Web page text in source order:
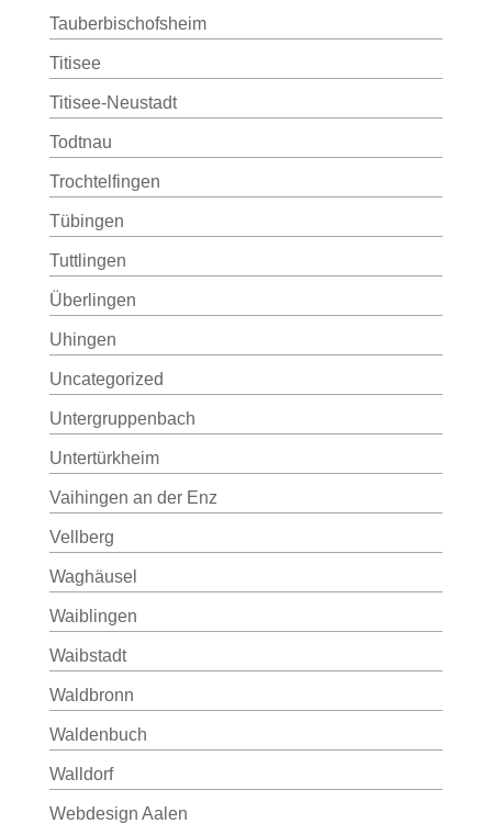
Tauberbischofsheim
Titisee
Titisee-Neustadt
Todtnau
Trochtelfingen
Tübingen
Tuttlingen
Überlingen
Uhingen
Uncategorized
Untergruppenbach
Untertürkheim
Vaihingen an der Enz
Vellberg
Waghäusel
Waiblingen
Waibstadt
Waldbronn
Waldenbuch
Walldorf
Webdesign Aalen